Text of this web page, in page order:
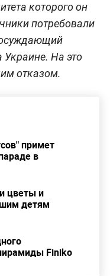
которого он
потребовали
осуждающий
На это
отказом.
примет
в
цветы и
детям
Finiko